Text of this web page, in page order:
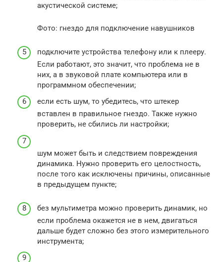
акустической системе;
Фото: гнездо для подключение навушников
подключите устройства телефону или к плееру.
Если работают, это значит, что проблема не в
них, а в звуковой плате компьютера или в
программном обеспечении;
если есть шум, то убедитесь, что штекер
вставлен в правильное гнездо. Также нужно
проверить, не сбились ли настройки;
шум может быть и следствием повреждения
динамика. Нужно проверить его целостность,
после того как исключены причины, описанные
в предыдущем пункте;
без мультиметра можно проверить динамик, но
если проблема окажется не в нем, двигаться
дальше будет сложно без этого измерительного
инструмента;